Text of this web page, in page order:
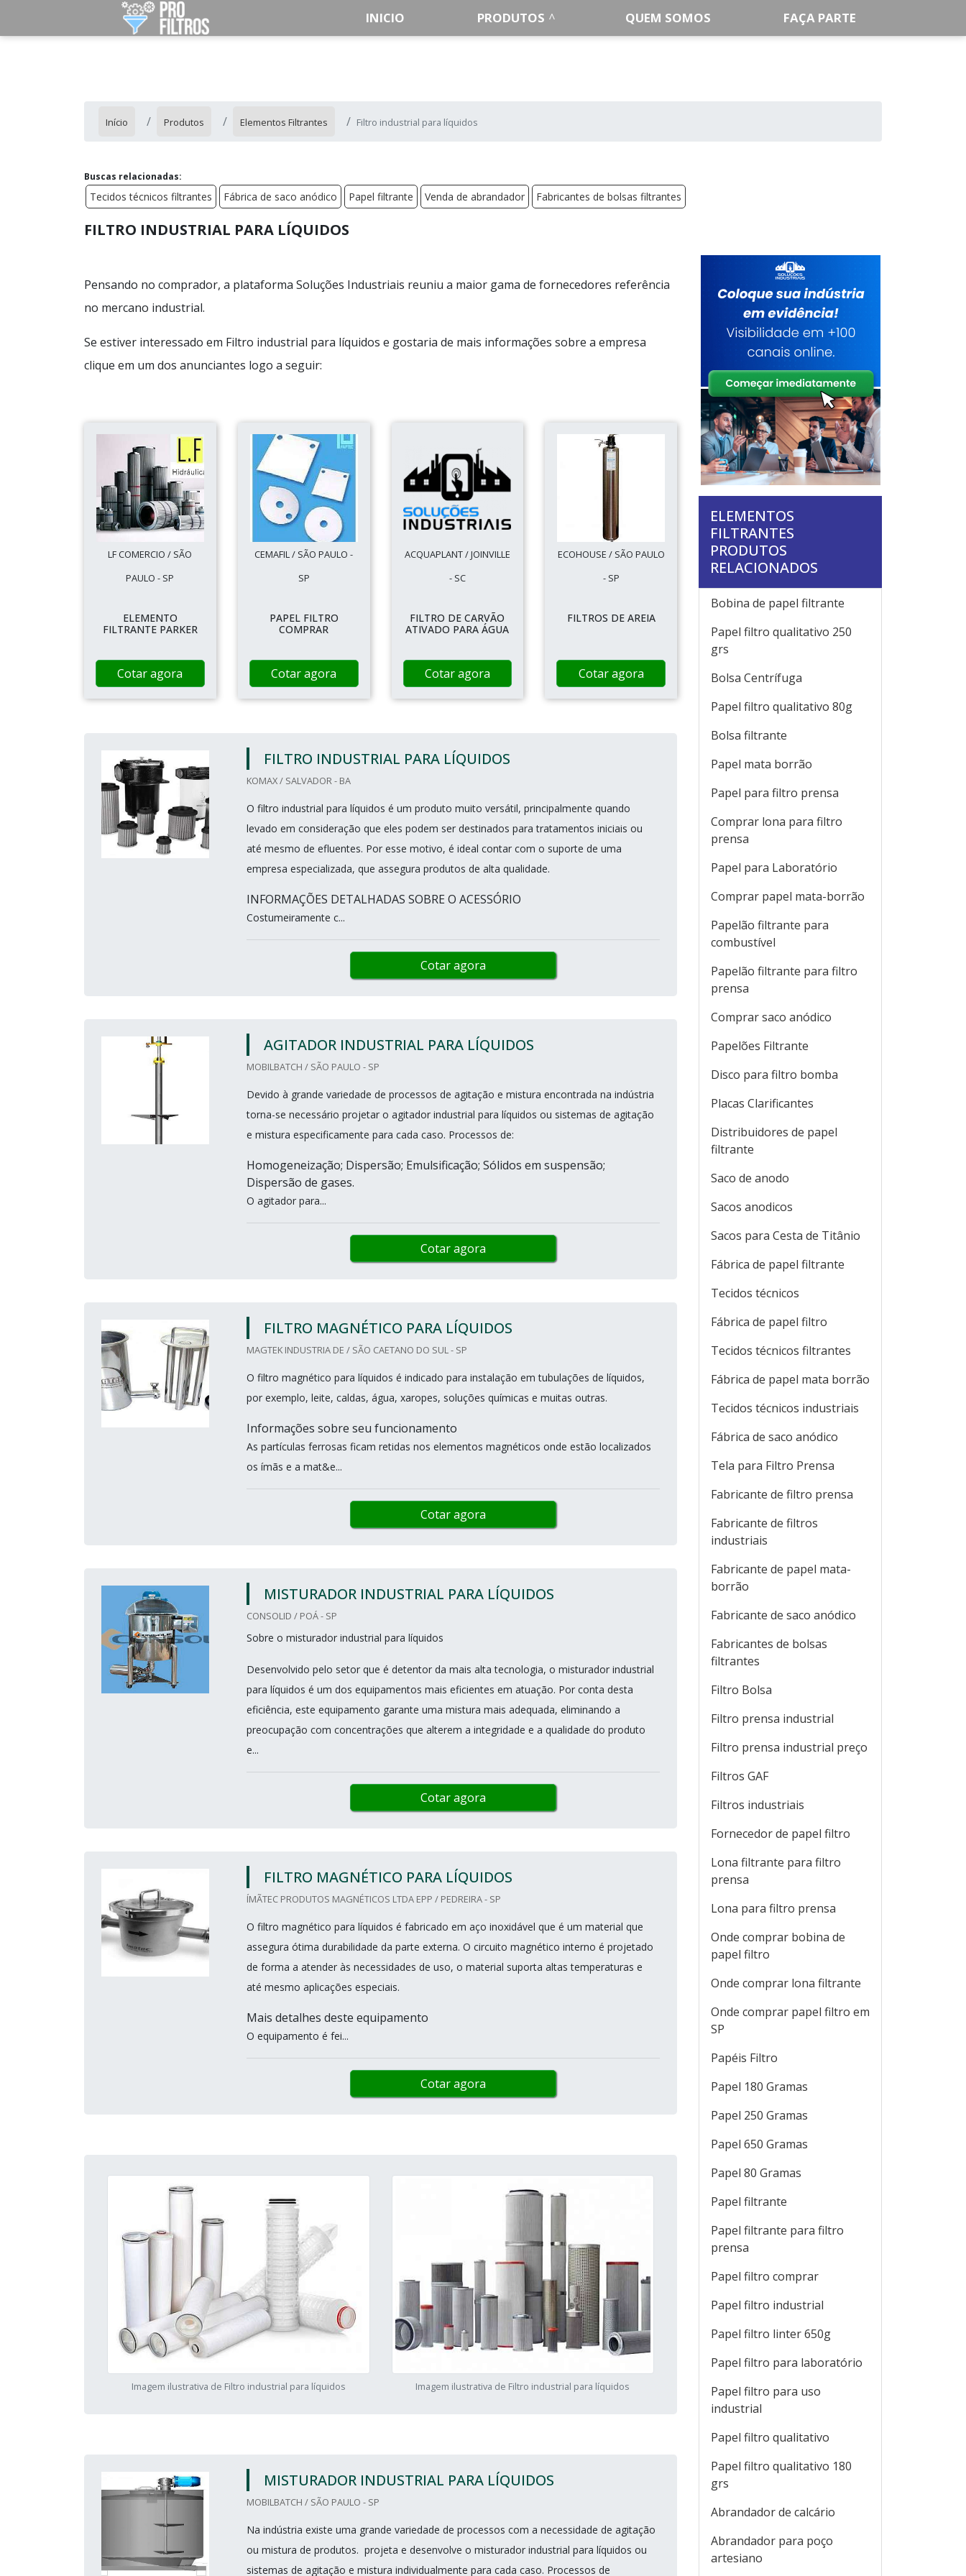
INICIO PRODUTOS QUEM SOMOS FAÇA PARTE
Início Produtos Elementos Filtrantes Filtro industrial para líquidos
Buscas relacionadas:
Tecidos técnicos filtrantes Fábrica de saco anódico Papel filtrante Venda de abrandador Fabricantes de bolsas filtrantes
FILTRO INDUSTRIAL PARA LÍQUIDOS
Pensando no comprador, a plataforma Soluções Industriais reuniu a maior gama de fornecedores referência
no mercano industrial.
Se estiver interessado em Filtro industrial para líquidos e gostaria de mais informações sobre a empresa
clique em um dos anunciantes logo a seguir:
LF COMERCIO / SÃO
PAULO - SP
ELEMENTO
FILTRANTE PARKER
Cotar agora
CEMAFIL / SÃO PAULO -
SP
PAPEL FILTRO
COMPRAR
Cotar agora
ACQUAPLANT / JOINVILLE
- SC
FILTRO DE CARVÃO
ATIVADO PARA ÁGUA
Cotar agora
ECOHOUSE / SÃO PAULO
- SP
FILTROS DE AREIA
Cotar agora
FILTRO INDUSTRIAL PARA LÍQUIDOS
KOMAX / SALVADOR - BA
O filtro industrial para líquidos é um produto muito versátil, principalmente quando
levado em consideração que eles podem ser destinados para tratamentos iniciais ou
até mesmo de efluentes. Por esse motivo, é ideal contar com o suporte de uma
empresa especializada, que assegura produtos de alta qualidade.
INFORMAÇÕES DETALHADAS SOBRE O ACESSÓRIO
Costumeiramente c...
Cotar agora
AGITADOR INDUSTRIAL PARA LÍQUIDOS
MOBILBATCH / SÃO PAULO - SP
Devido à grande variedade de processos de agitação e mistura encontrada na indústria
torna-se necessário projetar o agitador industrial para líquidos ou sistemas de agitação
e mistura especificamente para cada caso. Processos de:
Homogeneização; Dispersão; Emulsificação; Sólidos em suspensão;
Dispersão de gases.
O agitador para...
Cotar agora
FILTRO MAGNÉTICO PARA LÍQUIDOS
MAGTEK INDUSTRIA DE / SÃO CAETANO DO SUL - SP
O filtro magnético para líquidos é indicado para instalação em tubulações de líquidos,
por exemplo, leite, caldas, água, xaropes, soluções químicas e muitas outras.
Informações sobre seu funcionamento
As partículas ferrosas ficam retidas nos elementos magnéticos onde estão localizados
os ímãs e a mat&e...
Cotar agora
MISTURADOR INDUSTRIAL PARA LÍQUIDOS
CONSOLID / POÁ - SP
Sobre o misturador industrial para líquidos
Desenvolvido pelo setor que é detentor da mais alta tecnologia, o misturador industrial
para líquidos é um dos equipamentos mais eficientes em atuação. Por conta desta
eficiência, este equipamento garante uma mistura mais adequada, eliminando a
preocupação com concentrações que alterem a integridade e a qualidade do produto
e...
Cotar agora
FILTRO MAGNÉTICO PARA LÍQUIDOS
ÍMÃTEC PRODUTOS MAGNÉTICOS LTDA EPP / PEDREIRA - SP
O filtro magnético para líquidos é fabricado em aço inoxidável que é um material que
assegura ótima durabilidade da parte externa. O circuito magnético interno é projetado
de forma a atender às necessidades de uso, o material suporta altas temperaturas e
até mesmo aplicações especiais.
Mais detalhes deste equipamento
O equipamento é fei...
Cotar agora
Imagem ilustrativa de Filtro industrial para líquidos Imagem ilustrativa de Filtro industrial para líquidos
MISTURADOR INDUSTRIAL PARA LÍQUIDOS
MOBILBATCH / SÃO PAULO - SP
Na indústria existe uma grande variedade de processos com a necessidade de agitação
ou mistura de produtos. projeta e desenvolve o misturador industrial para líquidos ou
sistemas de agitação e mistura individualmente para cada caso. Processos de
ELEMENTOS
FILTRANTES
PRODUTOS
RELACIONADOS
Bobina de papel filtrante
Papel filtro qualitativo 250
grs
Bolsa Centrífuga
Papel filtro qualitativo 80g
Bolsa filtrante
Papel mata borrão
Papel para filtro prensa
Comprar lona para filtro
prensa
Papel para Laboratório
Comprar papel mata-borrão
Papelão filtrante para
combustível
Papelão filtrante para filtro
prensa
Comprar saco anódico
Papelões Filtrante
Disco para filtro bomba
Placas Clarificantes
Distribuidores de papel
filtrante
Saco de anodo
Sacos anodicos
Sacos para Cesta de Titânio
Fábrica de papel filtrante
Tecidos técnicos
Fábrica de papel filtro
Tecidos técnicos filtrantes
Fábrica de papel mata borrão
Tecidos técnicos industriais
Fábrica de saco anódico
Tela para Filtro Prensa
Fabricante de filtro prensa
Fabricante de filtros
industriais
Fabricante de papel mata-
borrão
Fabricante de saco anódico
Fabricantes de bolsas
filtrantes
Filtro Bolsa
Filtro prensa industrial
Filtro prensa industrial preço
Filtros GAF
Filtros industriais
Fornecedor de papel filtro
Lona filtrante para filtro
prensa
Lona para filtro prensa
Onde comprar bobina de
papel filtro
Onde comprar lona filtrante
Onde comprar papel filtro em
SP
Papéis Filtro
Papel 180 Gramas
Papel 250 Gramas
Papel 650 Gramas
Papel 80 Gramas
Papel filtrante
Papel filtrante para filtro
prensa
Papel filtro comprar
Papel filtro industrial
Papel filtro linter 650g
Papel filtro para laboratório
Papel filtro para uso
industrial
Papel filtro qualitativo
Papel filtro qualitativo 180
grs
Abrandador de calcário
Abrandador para poço
artesiano